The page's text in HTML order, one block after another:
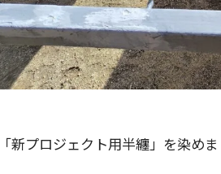
新プロジェクト用半纏」を染め